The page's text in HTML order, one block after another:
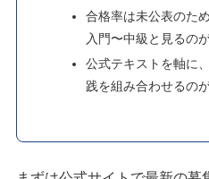
合格率は未公表のた
入門〜中級と見るの
公式テキストを軸に
践を組み合わせるの